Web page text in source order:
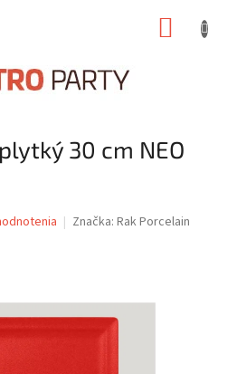
30 cm NEO
Značka: Rak Porcelain